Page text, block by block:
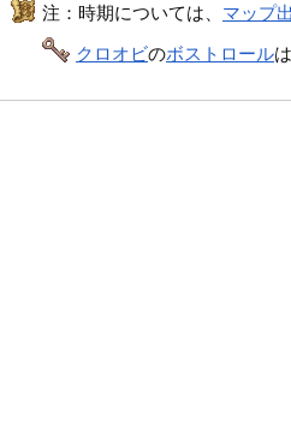
注：時期については、 マップ
クロオビのボストロール